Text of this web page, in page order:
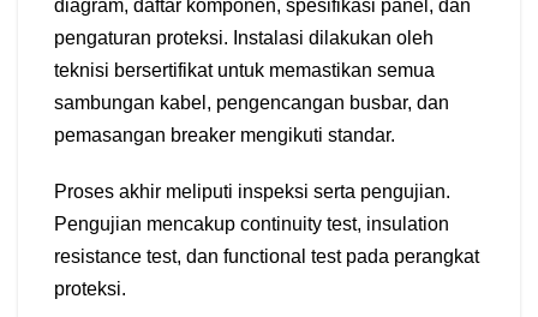
diagram, daftar komponen, spesifikasi panel, dan
pengaturan proteksi. Instalasi dilakukan oleh
teknisi bersertifikat untuk memastikan semua
sambungan kabel, pengencangan busbar, dan
pemasangan breaker mengikuti standar.
Proses akhir meliputi inspeksi serta pengujian.
Pengujian mencakup continuity test, insulation
resistance test, dan functional test pada perangkat
proteksi.